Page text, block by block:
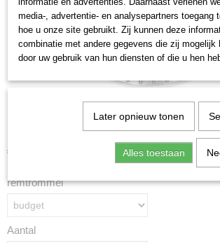
remtrommel
€ 167,95 (inclusief btw 21%)
remtrommel
Aantal
media-, advertentie- en analysepartners toegang
hoe u onze site gebruikt. Zij kunnen deze
combinatie met andere gegevens die zij mogelijk
door uw gebruik van hun diensten of die u hen
Later opnieuw tonen
Alles toestaan